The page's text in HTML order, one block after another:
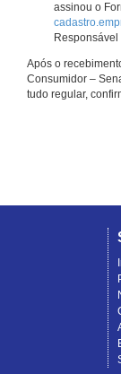
assinou o
Após o
Consumidor –
tudo regular,